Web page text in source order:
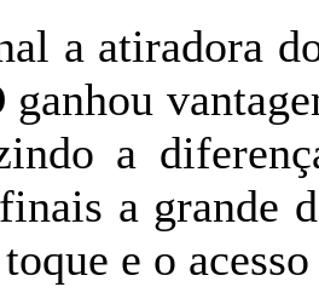
a atiradora
a
a grande
e o